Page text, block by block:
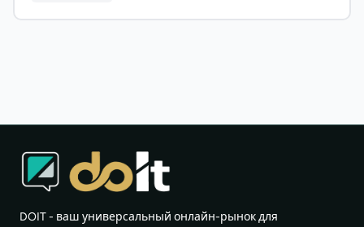
DOIT - ваш универсальный онлайн-рынок для